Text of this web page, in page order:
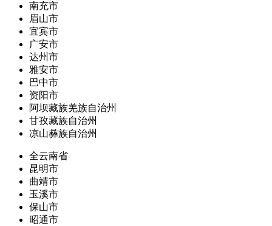
南充市
眉山市
宜宾市
广安市
达州市
雅安市
巴中市
资阳市
阿坝藏族羌族自治州
甘孜藏族自治州
凉山彝族自治州
全云南省
昆明市
曲靖市
玉溪市
保山市
昭通市